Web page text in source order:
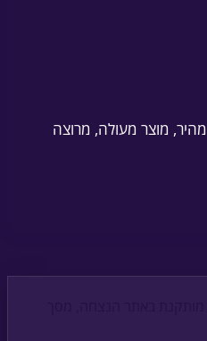
מוצר מעולה, מרוצה